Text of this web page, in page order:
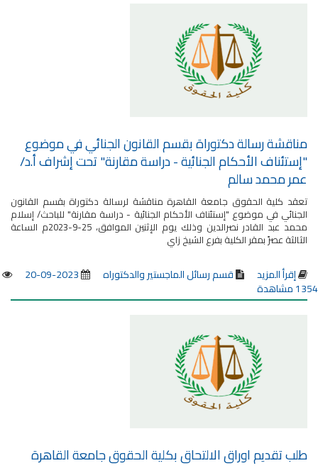
مناقشة رسالة دكتوراة بقسم القانون الجنائي في موضوع
"إستئناف الأحكام الجنائية - دراسة مقارنة" تحت إشراف أ.د/
عمر محمد سالم
تعقد كلية الحقوق جامعة القاهرة مناقشة لرسالة دكتوراة بقسم القانون
الجنائي في موضوع "إستئناف الأحكام الجنائية - دراسة مقارنة" للباحث/ إسلام
محمد عبد القادر نصرالدين وذلك يوم الإثنين الموافق، 25-9-2023م الساعة
الثالثة عصرً بمقر الكلية بفرع الشيخ زاي
إقرأ المزيد قسم رسائل الماجستير والدكتوراه 2023-09-20
1354 مشاهدة
طلب تقديم اوراق الالتحاق بكلية الحقوق جامعة القاهرة